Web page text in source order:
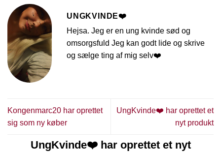
UNGKVINDE❤️
Hejsa. Jeg er en ung kvinde sød og
omsorgsfuld Jeg kan godt lide og skrive
og sælge ting af mig selv❤️
Kongenmarc20 har oprettet
sig som ny køber
UngKvinde❤️ har oprettet et
nyt produkt
UngKvinde❤️ har oprettet et nyt